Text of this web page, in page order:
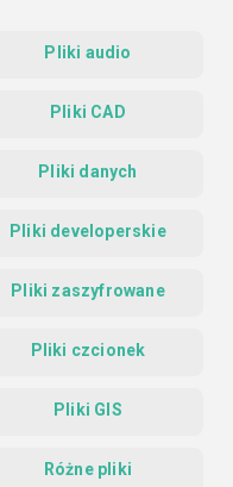
Pliki audio
Pliki CAD
Pliki danych
Pliki developerskie
Pliki zaszyfrowane
Pliki czcionek
Pliki GIS
Różne pliki